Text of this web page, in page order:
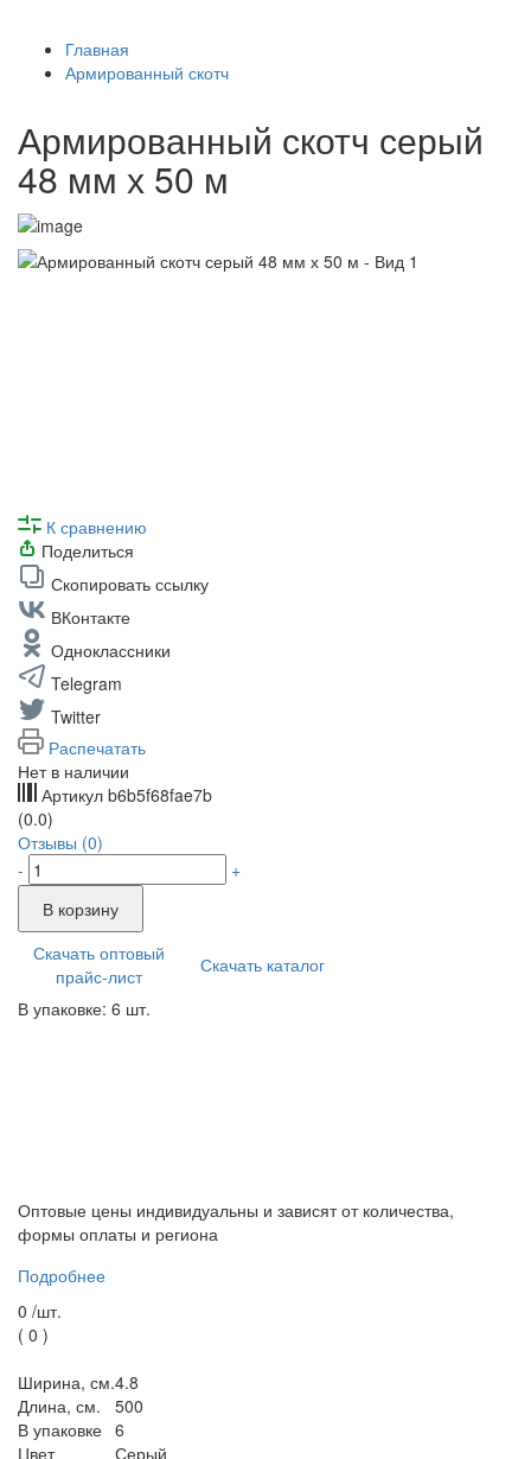
Главная
Армированный скотч
Армированный скотч серый
48 мм х 50 м
К сравнению
Поделиться
Скопировать ссылку
ВКонтакте
Одноклассники
Telegram
Twitter
Распечатать
Нет в наличии
Артикул b6b5f68fae7b
(0.0)
Отзывы (0)
-
+
В корзину
Скачать оптовый
прайс-лист
Скачать каталог
В упаковке: 6 шт.
Оптовые цены индивидуальны и зависят от количества,
формы оплаты и региона
Подробнее
0 /шт.
( 0 )
Ширина, см.4.8
Длина, см.
500
В упаковке 6
Цвет
Серый